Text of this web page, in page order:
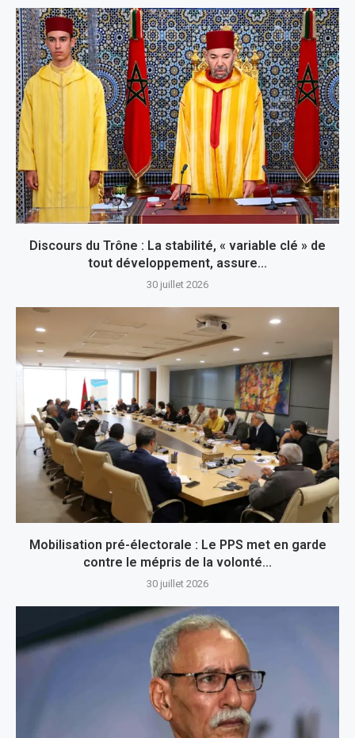
Discours du Trône : La stabilité, « variable clé » de
tout développement, assure...
30 juillet 2026
Mobilisation pré-électorale : Le PPS met en garde
contre le mépris de la volonté...
30 juillet 2026